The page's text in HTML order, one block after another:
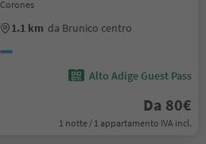
Corones
1.1 km da Brunico centro
Alto Adige Guest Pass
Da 80€
1 notte / 1 appartamento IVA incl.